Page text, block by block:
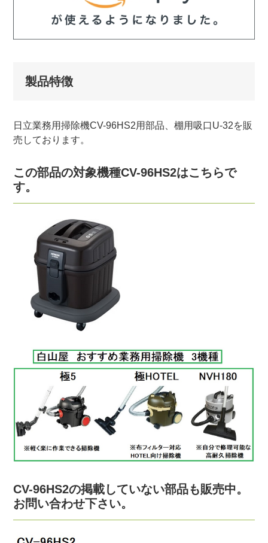
製品特徴
日立業務用掃除機CV-96HS2用部品、棚用吸口U-32を販
売しております。
この部品の対象機種CV-96HS2はこちらで
す。
CV-96HS2の掲載していない部品も販売中。
お問い合わせ下さい。